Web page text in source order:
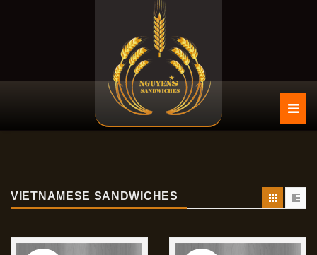
VIETNAMESE SANDWICHES